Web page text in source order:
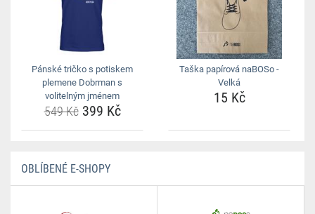
Pánské tričko s potiskem
plemene Dobrman s
volitelným jménem
549 Kč399 Kč
Taška papírová naBOSo -
Velká
15 Kč
OBLÍBENÉ E-SHOPY